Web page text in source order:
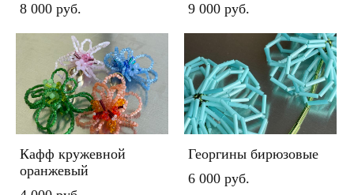
8 000 pуб.
9 000 pуб.
Кафф кружевной
оранжевый
Георгины бирюзовые
6 000 pуб.